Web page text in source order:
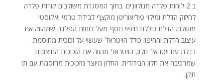
ב 2 לוחות פלדה מגולוונים. בתוך המסגרת משולבים קורות פלדה
לחיזוק הדלת ומילוי פוליאוריטן מוקצף לבידוד טרמי ואקוסטי
מושלם. הדלת כוללת חיפוי נוסף מעל לוחות הפלדה שמהווה את
עיצוב הדלת והחיפוי כולל הויטראז׳ שעשוי על זכוכית מחוסמת.
בדלת עם ויטראז׳ חלון, הויטראז׳ מהווה את הזכוכית החיצונית
שמרכיבה את חלון הבידודית. החלון מיוצר מזכוכית מחוסמת עם תו
תקן.